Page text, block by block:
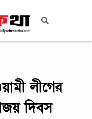
লীগের
দিবস